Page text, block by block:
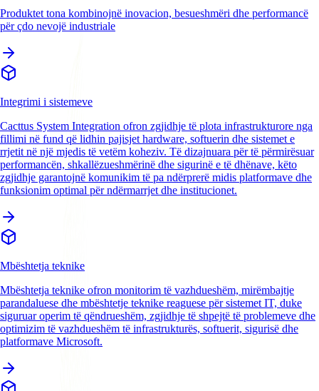
Produktet tona kombinojnë inovacion, besueshmëri dhe performancë
për çdo nevojë industriale
Integrimi i sistemeve
Cacttus System Integration ofron zgjidhje të plota infrastrukturore nga
fillimi në fund që lidhin pajisjet hardware, softuerin dhe sistemet e
rrjetit në një mjedis të vetëm koheziv. Të dizajnuara për të përmirësuar
performancën, shkallëzueshmërinë dhe sigurinë e të dhënave, këto
zgjidhje garantojnë komunikim të pa ndërprerë midis platformave dhe
funksionim optimal për ndërmarrjet dhe institucionet.
Mbështetja teknike
Mbështetja teknike ofron monitorim të vazhdueshëm, mirëmbajtje
parandaluese dhe mbështetje teknike reaguese për sistemet IT, duke
siguruar operim të qëndrueshëm, zgjidhje të shpejtë të problemeve dhe
optimizim të vazhdueshëm të infrastrukturës, softuerit, sigurisë dhe
platformave Microsoft.